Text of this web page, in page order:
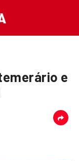
e